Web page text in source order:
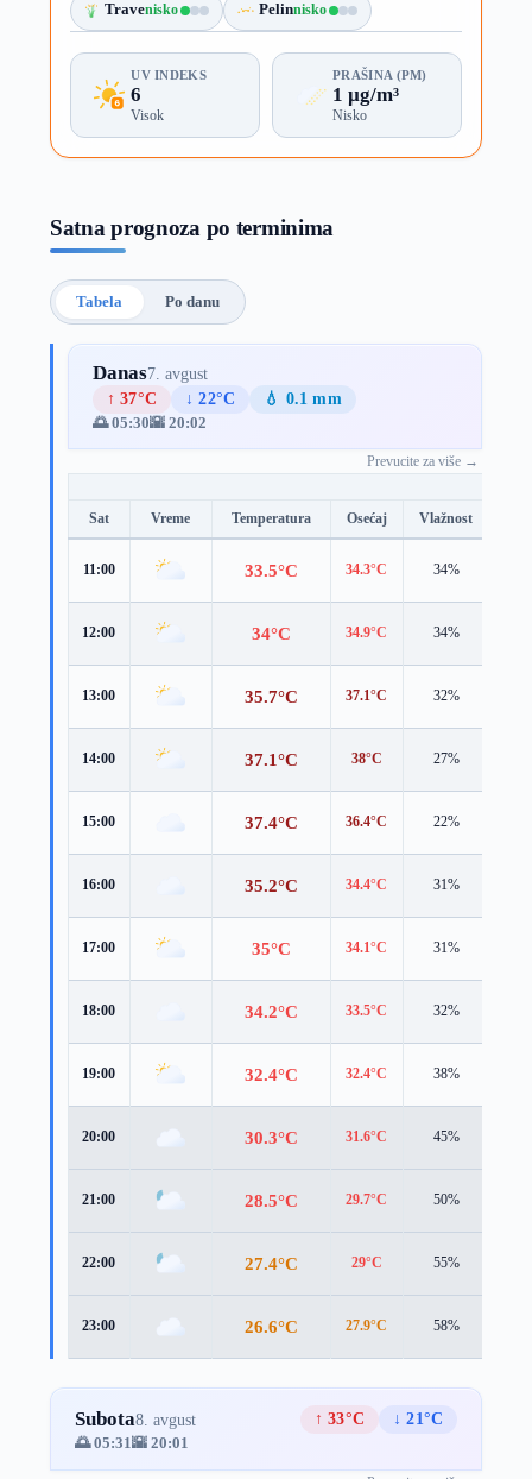
Travenisko Pelinnisko
UV INDEKS
6
Visok
PRAŠINA (PM)
1 µg/m³
Nisko
Satna prognoza po terminima
Tabela Po danu
Danas7. avgust
↑ 37°C
↓ 22°C
💧 0.1 mm
🌅 05:30🌇 20:02
Prevucite za više →
Sat Vreme Temperatura Osećaj Vlažnost
11:00 33.5°C 34.3°C 34%
12:00 34°C 34.9°C 34%
13:00 35.7°C 37.1°C 32%
14:00 37.1°C 38°C 27%
15:00 37.4°C 36.4°C 22%
16:00 35.2°C 34.4°C 31%
17:00 35°C 34.1°C 31%
18:00 34.2°C 33.5°C 32%
19:00 32.4°C 32.4°C 38%
20:00 30.3°C 31.6°C 45%
21:00 28.5°C 29.7°C 50%
22:00 27.4°C 29°C 55%
23:00 26.6°C 27.9°C 58%
Subota8. avgust ↑ 33°C
↓ 21°C
🌅 05:31🌇 20:01